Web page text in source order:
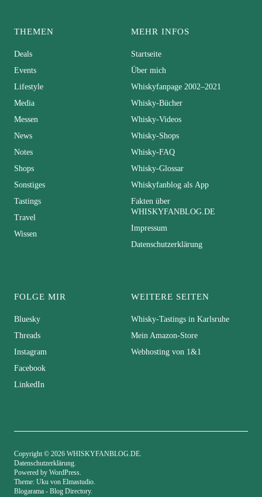
THEMEN
Deals
Events
Lifestyle
Media
Messen
News
Notes
Shops
Sonstiges
Tastings
Travel
Wissen
MEHR INFOS
Startseite
Über mich
Whiskyfanpage 2002–2021
Whisky-Bücher
Whisky-Videos
Whisky-Shops
Whisky-FAQ
Whisky-Glossar
Whiskyfanblog als App
Fakten über
WHISKYFANBLOG.DE
Impressum
Datenschutzerklärung
FOLGE MIR
Bluesky
Threads
Instagram
Facebook
LinkedIn
WEITERE SEITEN
Whisky-Tastings in Karlsruhe
Mein Amazon-Store
Webhosting von 1&1
Copyright © 2026 WHISKYFANBLOG.DE
Datenschutzerklärung
Powered by WordPress
Theme: Uku von Elmastudio
Blogarama - Blog Directory